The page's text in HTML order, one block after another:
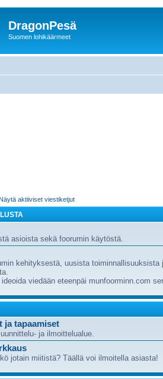
DragonPesä
Suomen lohikäärmeet
Näytä aktiiviset viestiketjut
asioista sekä foorumin käytöstä.
kehityksestä, uusista toiminnallisuuksista
viedään eteenpäi munfoorminn.com
ja tapaamiset
ja ilmoittelualue.
jotain miitistä? Täällä voi ilmoitella asiasta!